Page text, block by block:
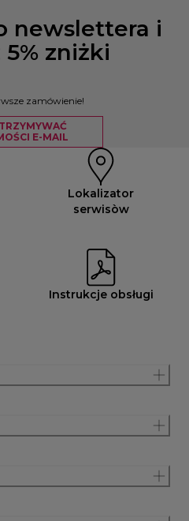
newslettera i
zniżki
zamówienie!
E-MAIL
Lokalizator
serwisòw
Instrukcje obsługi